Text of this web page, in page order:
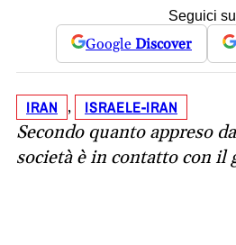
Seguici su
Google Discover
IRAN , ISRAELE-IRAN
Secondo quanto appreso
società è in contatto con il